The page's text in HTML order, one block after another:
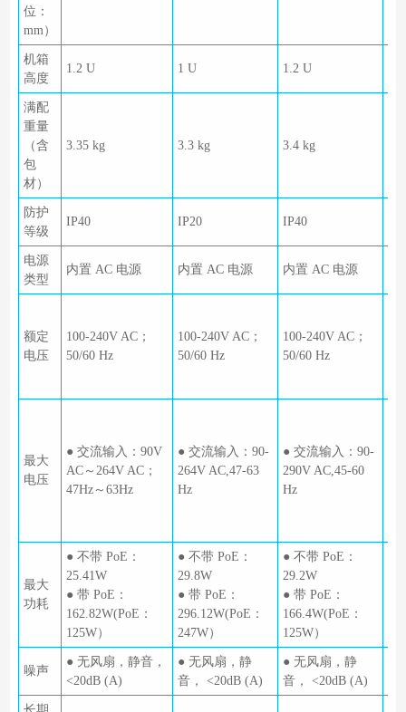
位：
mm）
机箱
高度
1.2 U 1 U 1.2 U
满配
重量
（含
包
材）
3.35 kg 3.3 kg 3.4 kg
防护
等级
IP40 IP20 IP40
电源
类型
内置 AC 电源 内置 AC 电源 内置 AC 电源
额定
电压
100-240V AC；
50/60 Hz
100-240V AC；
50/60 Hz
100-240V AC；
50/60 Hz
最大
电压
● 交流输入：90V
AC～264V AC；
47Hz～63Hz
● 交流输入：90-
264V AC,47-63
Hz
● 交流输入：90-
290V AC,45-60
Hz
最大
功耗
● 不带 PoE：
25.41W
● 带 PoE：
162.82W(PoE：
125W）
● 不带 PoE：
29.8W
● 带 PoE：
296.12W(PoE：
247W）
● 不带 PoE：
29.2W
● 带 PoE：
166.4W(PoE：
125W）
噪声
● 无风扇，静音，
<20dB (A)
● 无风扇，静
音， <20dB (A)
● 无风扇，静
音， <20dB (A)